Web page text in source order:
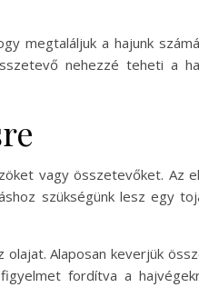
megtaláljuk a hajunk
nehezzé teheti a
vagy összetevőket. Az
szükségünk lesz egy
Alaposan keverjük
fordítva a